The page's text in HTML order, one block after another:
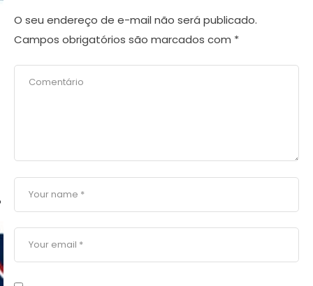
O seu endereço de e-mail não será publicado.
Campos obrigatórios são marcados com *